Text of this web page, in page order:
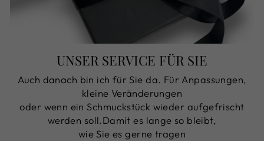
UNSER SERVICE FÜR SIE
Auch danach bin ich für Sie da. Für Anpassungen,
kleine Veränderungen
oder wenn ein Schmuckstück wieder aufgefrischt
werden soll.Damit es lange so bleibt,
wie Sie es gerne tragen